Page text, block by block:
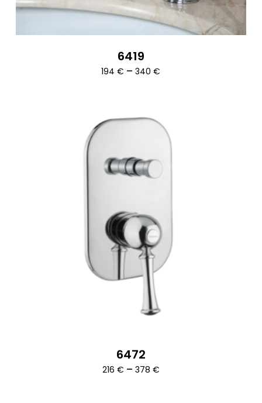
6419
194€ – 340€
6472
216 € – 378 €Ártartomány: